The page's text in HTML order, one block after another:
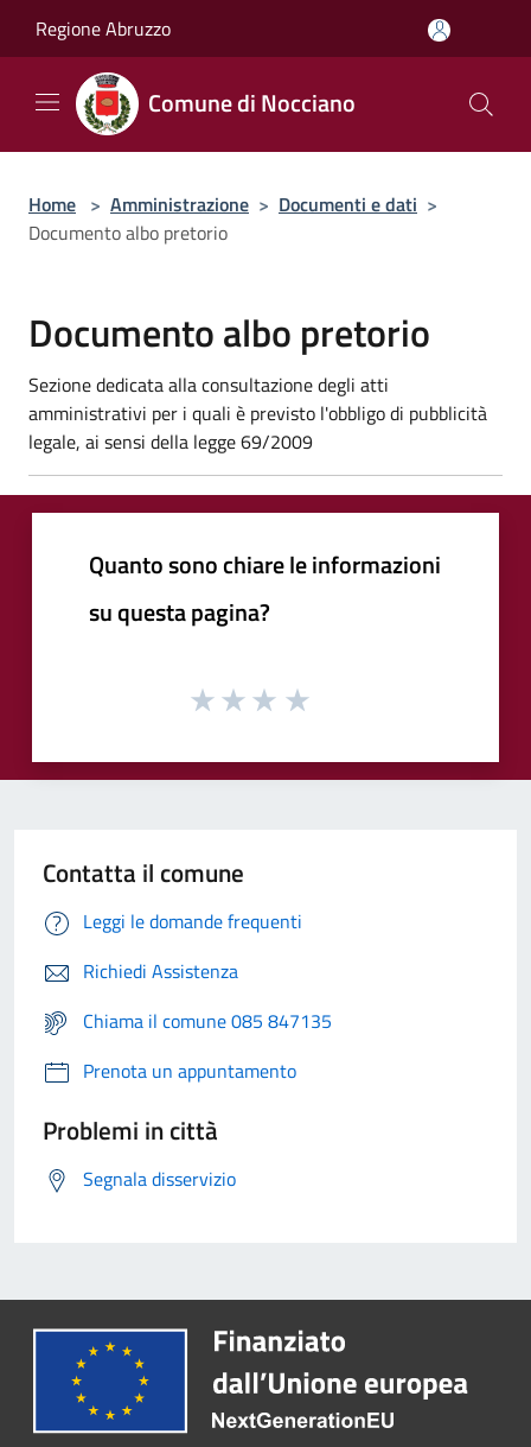
Regione Abruzzo
Comune di Nocciano
Home > Amministrazione > Documenti e dati >
Documento albo pretorio
Documento albo pretorio
Sezione dedicata alla consultazione degli atti
amministrativi per i quali è previsto l'obbligo di pubblicità
legale, ai sensi della legge 69/2009
Quanto sono chiare le informazioni
su questa pagina?
Contatta il comune
Leggi le domande frequenti
Richiedi Assistenza
Chiama il comune 085 847135
Prenota un appuntamento
Problemi in città
Segnala disservizio